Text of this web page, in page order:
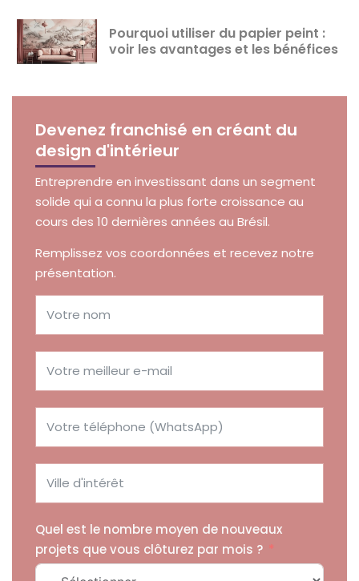
Devenez franchisé en créant du
design d'intérieur
Entreprendre en investissant dans un segment
solide qui a connu la plus forte croissance au
cours des 10 dernières années au Brésil.
Remplissez vos coordonnées et recevez notre
présentation.
Quel est le nombre moyen de nouveaux
projets que vous clôturez par mois ?
Pourquoi utiliser du papier peint :
voir les avantages et les bénéfices